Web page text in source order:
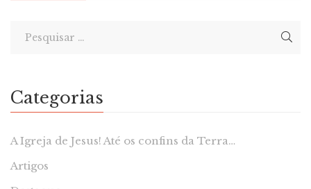
Categorias
A Igreja de Jesus! Até os confins da Terra…
Artigos